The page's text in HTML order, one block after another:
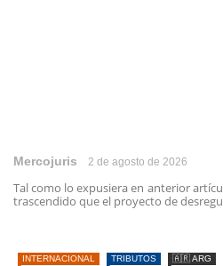
Mercojuris 2 de agosto de 2026
Tal como lo expusiera en anterior
trascendido que el proyecto de
INTERNACIONAL TRIBUTOS 🇦🇷 ARG